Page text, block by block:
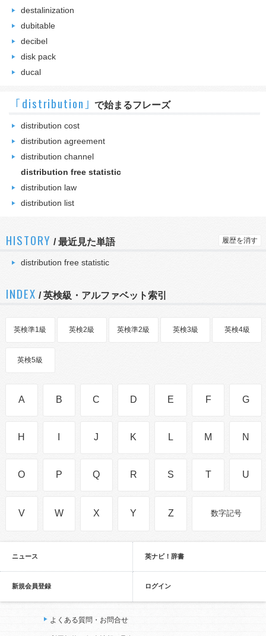
destalinization
dubitable
decibel
disk pack
ducal
｢distribution｣ で始まるフレーズ
distribution cost
distribution agreement
distribution channel
distribution free statistic
distribution law
distribution list
HISTORY /最近見た単語 履歴を消す
distribution free statistic
INDEX / 英検級・アルファベット索引
英検準1級 英検2級 英検準2級 英検3級 英検4級
英検5級
A B C D E F G
H J K L M N
O P Q R S T U
V W X Y Z 数字記号
ニュース 英ナビ！辞書
新規会員登録 ログイン
よくある質問・お問合せ